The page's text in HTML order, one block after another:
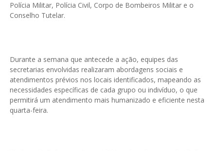
Polícia Militar, Polícia Civil, Corpo de Bombeiros Militar e o
Conselho Tutelar.
Durante a semana que antecede a ação, equipes das
secretarias envolvidas realizaram abordagens sociais e
atendimentos prévios nos locais identificados, mapeando as
necessidades específicas de cada grupo ou indivíduo, o que
permitirá um atendimento mais humanizado e eficiente nesta
quarta-feira.